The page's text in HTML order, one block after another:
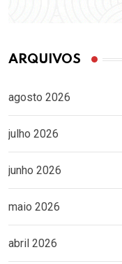
ARQUIVOS
agosto 2026
julho 2026
junho 2026
maio 2026
abril 2026